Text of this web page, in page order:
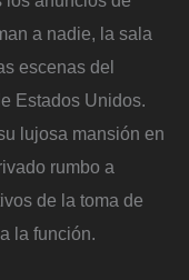
a nadie, la sala
escenas del
Estados Unidos.
lujosa mansión en
rumbo a
de la toma de
la función.